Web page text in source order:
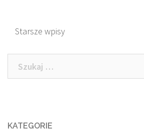
Nawigacja
po
wpisach
Starsze wpisy
Szukaj:
KATEGORIE